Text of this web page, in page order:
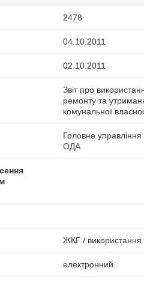
2478
04.10.2011
02.10.2011
Звіт про
ремонту та
комунальної
Головне
ОДА
ЖКГ / використання
електронний